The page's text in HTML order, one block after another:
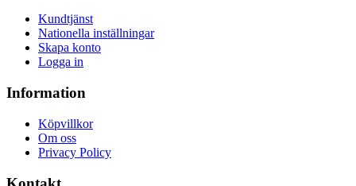
Kundtjänst
Nationella inställningar
Skapa konto
Logga in
Information
Köpvillkor
Om oss
Privacy Policy